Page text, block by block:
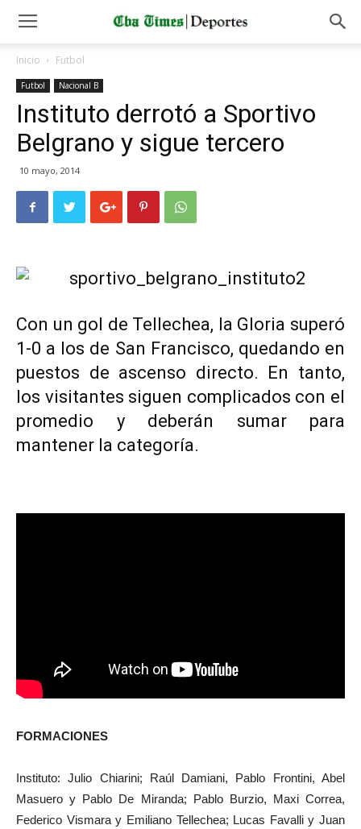
Inicio Futbol
Futbol Nacional B
Instituto derrotó a Sportivo
Belgrano y sigue tercero
10 mayo, 2014
Con un gol de Tellechea, la Gloria superó
1-0 a los de San Francisco, quedando en
puestos de ascenso directo. En tanto,
los visitantes siguen complicados con el
promedio y deberán sumar para
mantener la categoría.
FORMACIONES
Instituto: Julio Chiarini; Raúl Damiani, Pablo Frontini, Abel
Masuero y Pablo De Miranda; Pablo Burzio, Maxi Correa,
Federico Vismara y Emiliano Tellechea; Lucas Favalli y Juan